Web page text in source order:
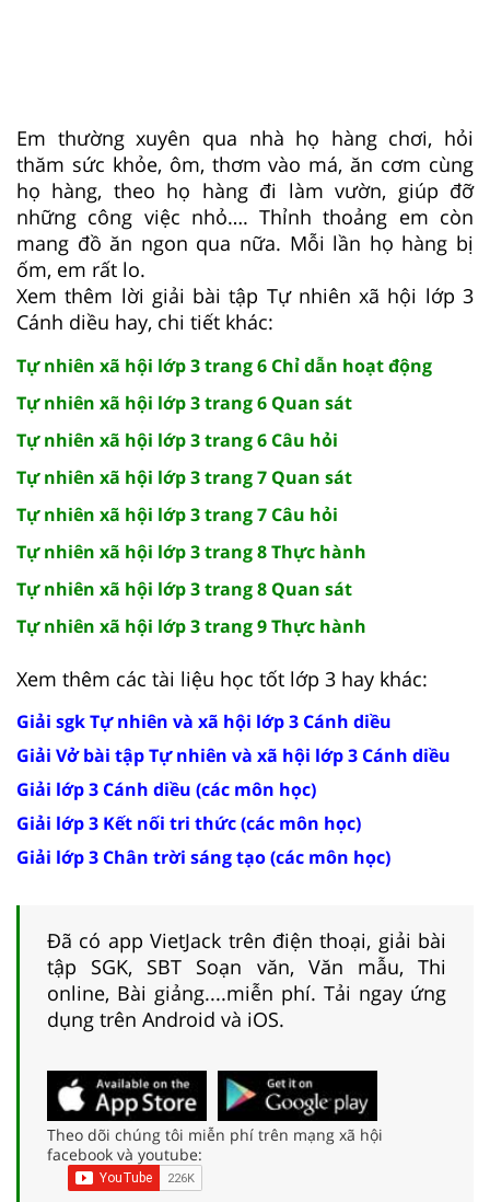
Em thường xuyên qua nhà họ hàng chơi, hỏi
thăm sức khỏe, ôm, thơm vào má, ăn cơm cùng
họ hàng, theo họ hàng đi làm vườn, giúp đỡ
những công việc nhỏ…. Thỉnh thoảng em còn
mang đồ ăn ngon qua nữa. Mỗi lần họ hàng bị
ốm, em rất lo.
Xem thêm lời giải bài tập Tự nhiên xã hội lớp 3
Cánh diều hay, chi tiết khác:
Tự nhiên xã hội lớp 3 trang 6 Chỉ dẫn hoạt động
Tự nhiên xã hội lớp 3 trang 6 Quan sát
Tự nhiên xã hội lớp 3 trang 6 Câu hỏi
Tự nhiên xã hội lớp 3 trang 7 Quan sát
Tự nhiên xã hội lớp 3 trang 7 Câu hỏi
Tự nhiên xã hội lớp 3 trang 8 Thực hành
Tự nhiên xã hội lớp 3 trang 8 Quan sát
Tự nhiên xã hội lớp 3 trang 9 Thực hành
Xem thêm các tài liệu học tốt lớp 3 hay khác:
Giải sgk Tự nhiên và xã hội lớp 3 Cánh diều
Giải Vở bài tập Tự nhiên và xã hội lớp 3 Cánh diều
Giải lớp 3 Cánh diều (các môn học)
Giải lớp 3 Kết nối tri thức (các môn học)
Giải lớp 3 Chân trời sáng tạo (các môn học)
Đã có app VietJack trên điện thoại, giải bài
tập SGK, SBT Soạn văn, Văn mẫu, Thi
online, Bài giảng....miễn phí. Tải ngay ứng
dụng trên Android và iOS.
Theo dõi chúng tôi miễn phí trên mạng xã hội
facebook và youtube: